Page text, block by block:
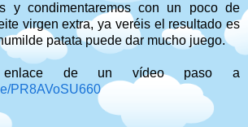
y condimentaremos con un poco de
virgen extra, ya veréis el resultado es
patata puede dar mucho juego.
de un vídeo paso a
PR8AVoSU660